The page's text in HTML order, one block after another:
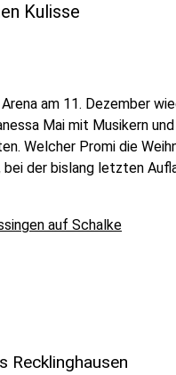
Kulisse
am 11. Dezember
Mai mit Musikern
Welcher Promi die
der bislang letzten
auf Schalke
Recklinghausen